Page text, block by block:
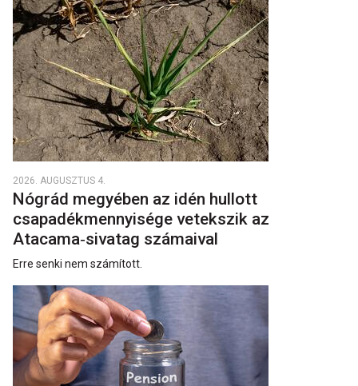
2026. AUGUSZTUS 4.
Nógrád megyében az idén hullott
csapadékmennyisége vetekszik az
Atacama‑sivatag számaival
Erre senki nem számított.